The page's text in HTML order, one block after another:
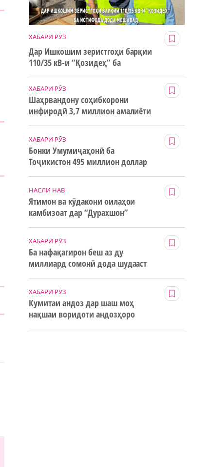
ХАБАРИ РӮЗ
Дар Ишкошим зеристгоҳи барқии
110/35 кВ-и “Қозидеҳ” ба
истифода дода мешавад
ХАБАРИ РӮЗ
Шаҳрвандону соҳибкорони
инфиродӣ 3,7 миллион амалиёти
ХАБАРИ РӮЗ
Бонки Умумиҷаҳонӣ ба
Тоҷикистон 495 миллион доллар
НАСЛИ НАВ
Ятимон ва кӯдакони оилаҳои
камбизоат дар “Дурахшон”
ХАБАРИ РӮЗ
Ба нафақагирон беш аз ду
миллиард сомонӣ дода шудааст
ХАБАРИ РӮЗ
Кумитаи андоз дар шаш моҳ
нақшаи воридоти андозҳоро